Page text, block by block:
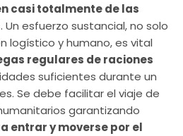
casi totalmente de las
. Un esfuerzo sustancial, no solo
logístico y humano, es vital
regulares de raciones
suficientes durante un
Se debe facilitar el viaje de
garantizando
entrar y moverse por el